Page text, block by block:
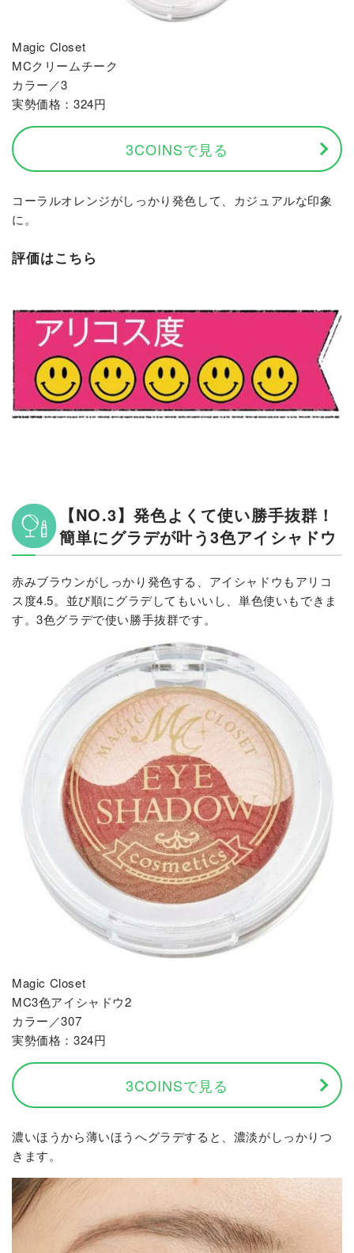
Magic Closet
MCクリームチーク
カラー／3
実勢価格：324円
3COINSで見る
コーラルオレンジがしっかり発色して、カジュアルな印象
に。
評価はこちら
【NO.3】発色よくて使い勝手抜群！
簡単にグラデが叶う3色アイシャドウ
赤みブラウンがしっかり発色する、アイシャドウもアリコ
ス度4.5。並び順にグラデしてもいいし、単色使いもできま
す。3色グラデで使い勝手抜群です。
Magic Closet
MC3色アイシャドウ2
カラー／307
実勢価格：324円
3COINSで見る
濃いほうから薄いほうへグラデすると、濃淡がしっかりつ
きます。